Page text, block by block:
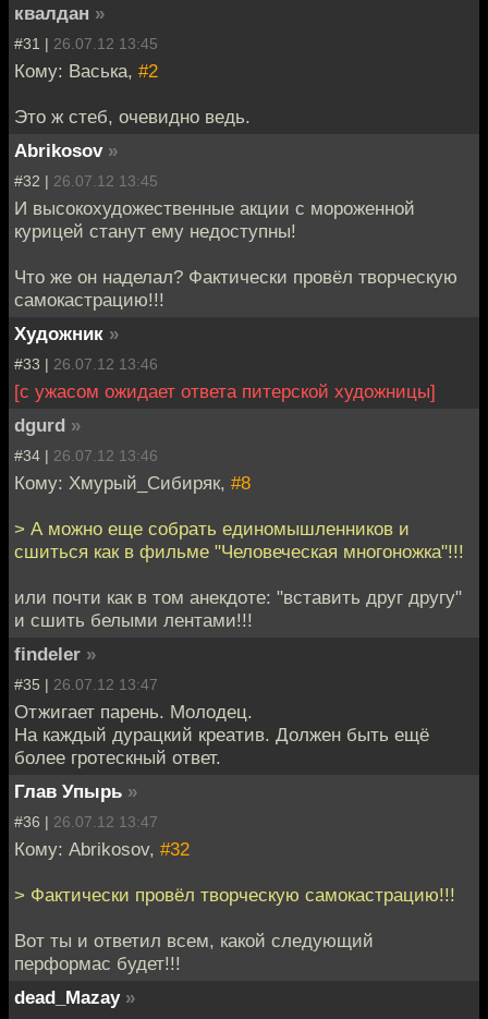
квалдан »
#31 | 26.07.12 13:45
Кому: Васька, #2
Это ж стеб, очевидно ведь.
Abrikosov »
#32 | 26.07.12 13:45
И высокохудожественные акции с мороженной
курицей станут ему недоступны!
Что же он наделал? Фактически провёл творческую
самокастрацию!!!
Художник »
#33 | 26.07.12 13:46
[с ужасом ожидает ответа питерской художницы]
dgurd »
#34 | 26.07.12 13:46
Кому: Хмурый_Сибиряк, #8
> А можно еще собрать единомышленников и
сшиться как в фильме "Человеческая многоножка"!!!
или почти как в том анекдоте: "вставить друг другу"
и сшить белыми лентами!!!
findeler »
#35 | 26.07.12 13:47
Отжигает парень. Молодец.
На каждый дурацкий креатив. Должен быть ещё
более гротескный ответ.
Глав Упырь »
#36 | 26.07.12 13:47
Кому: Abrikosov, #32
> Фактически провёл творческую самокастрацию!!!
Вот ты и ответил всем, какой следующий
перформас будет!!!
dead_Mazay »